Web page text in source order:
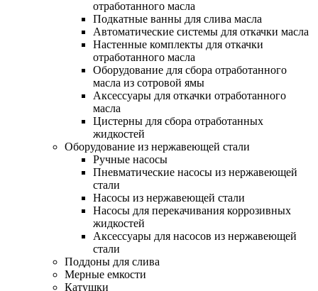
отработанного масла
Подкатные ванны для слива масла
Автоматические системы для откачки масла
Настенные комплекты для откачки
отработанного масла
Оборудование для сбора отработанного
масла из сотровой ямы
Аксессуары для откачки отработанного
масла
Цистерны для сбора отработанных
жидкостей
Оборудование из нержавеющей стали
Ручные насосы
Пневматические насосы из нержавеющей
стали
Насосы из нержавеющей стали
Насосы для перекачивания коррозивных
жидкостей
Аксессуары для насосов из нержавеющей
стали
Поддоны для слива
Мерные емкости
Катушки